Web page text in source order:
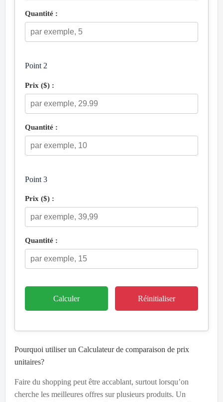
Quantité :
Point 2
Prix ($) :
Quantité :
Point 3
Prix ($) :
Quantité :
Calculer Réinitialiser
Pourquoi utiliser un Calculateur de comparaison de prix
unitaires?
Faire du shopping peut être accablant, surtout lorsqu’on
cherche les meilleures offres sur plusieurs produits. Un